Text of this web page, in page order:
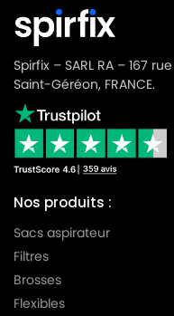
NILFISK
NILFISK
NILFISK
NILFISK
NILFISK
NILFISK
NILFISK
NILFISK
NILFISK
NILFISK
NILFISK
Spirfix – SARL RA – 167
Saint-Géréon, FRANCE.
Nos produits :
Sacs aspirateur
Filtres
Brosses
Flexibles